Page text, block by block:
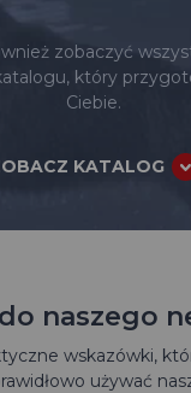
zobaczyć
który
Ciebie.
KATALOG
naszego
wskazówki,
używać